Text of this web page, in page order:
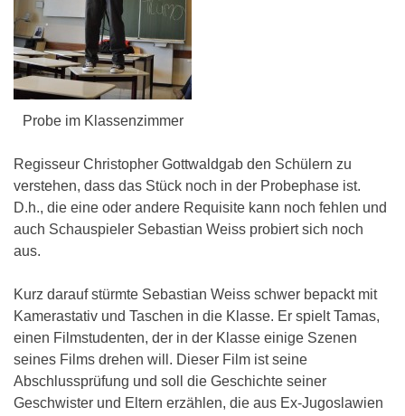
Probe im Klassenzimmer
Regisseur Christopher Gottwaldgab den Schülern zu
verstehen, dass das Stück noch in der Probephase ist.
D.h., die eine oder andere Requisite kann noch fehlen und
auch Schauspieler Sebastian Weiss probiert sich noch
aus.
Kurz darauf stürmte Sebastian Weiss schwer bepackt mit
Kamerastativ und Taschen in die Klasse. Er spielt Tamas,
einen Filmstudenten, der in der Klasse einige Szenen
seines Films drehen will. Dieser Film ist seine
Abschlussprüfung und soll die Geschichte seiner
Geschwister und Eltern erzählen, die aus Ex-Jugoslawien